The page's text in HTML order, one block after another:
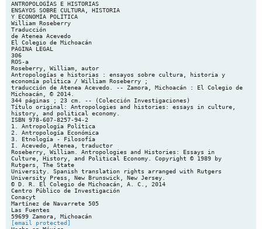
ANTROPOLOGÍAS E HISTORIAS
ENSAYOS SOBRE CULTURA, HISTORIA
Y ECONOMÍA POLÍTICA
William Roseberry
Traducción
de Atenea Acevedo
El Colegio de Michoacán
PÁGINA LEGAL
306
ROS-a
Roseberry, William, autor
Antropologías e historias : ensayos sobre cultura, historia y
economía política / William Roseberry ;
traducción de Atenea Acevedo. -- Zamora, Michoacán : El Colegio de
Michoacán, © 2014.
344 páginas ; 23 cm. -- (Colección Investigaciones)
Título original: Antropologies and histories: essays in culture,
history, and political economy.
ISBN 978-607-8257-94-2
1. Antropología Política
2. Antropología Económica
3. Etnología - Filosofía
I. Acevedo, Atenea, traductor
Roseberry, William. Antropologies and Histories: Essays in
Culture, History, and Political Economy. Copyright © 1989 by
Rutgers, The State
University. Spanish translation rights arranged with Rutgers
University Press, New Brunswick, New Jersey.
© D. R. El Colegio de Michoacán, A. C., 2014
Centro Público de Investigación
Conacyt
Martínez de Navarrete 505
Las Fuentes
[email protected]